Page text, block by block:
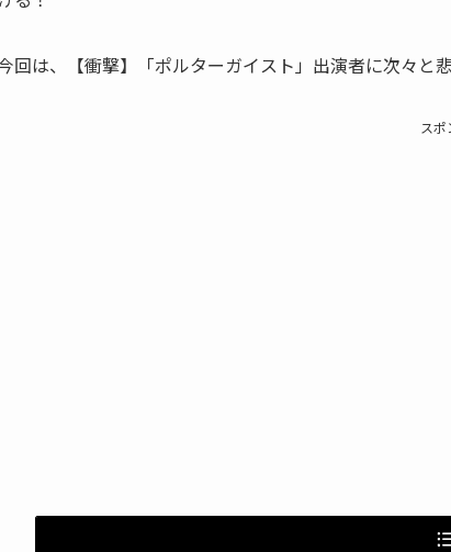
回は、【衝撃】「ポルターガイスト」出演者に次々と
ス